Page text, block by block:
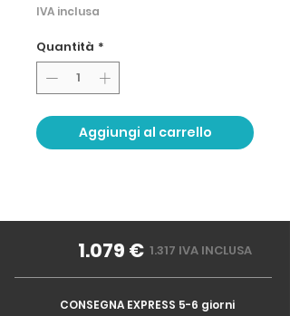
IVA inclusa
Quantità *
Aggiungi al carrello
1.079 € 1.317 IVA INCLUSA
CONSEGNA EXPRESS 5-6 giorni